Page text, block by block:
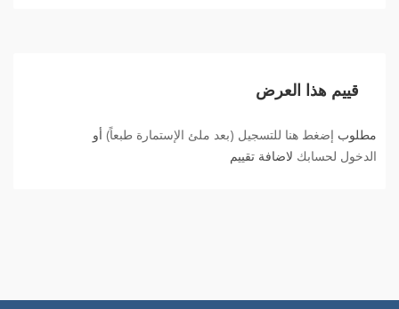
قييم هذا العرض
مطلوب إضغط هنا للتسجيل (بعد ملئ الإستمارة طبعاً) أو
الدخول لحسابك لاضافة تقييم